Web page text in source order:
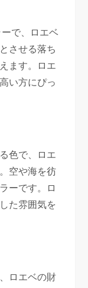
で、ロエベ
させる落ち
ます。ロエ
い方にぴっ
色で、ロエ
空や海を彷
ーです。ロ
た雰囲気を
ロエベの財